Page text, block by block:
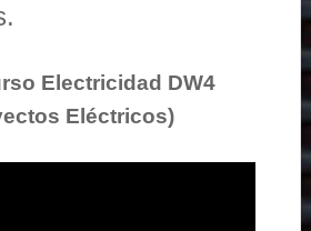
Electricidad DW4
Eléctricos)